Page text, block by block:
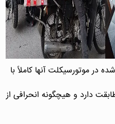
در موتورسیکلت آنها کاملاً با
دارد و هیچگونه انحرافی از